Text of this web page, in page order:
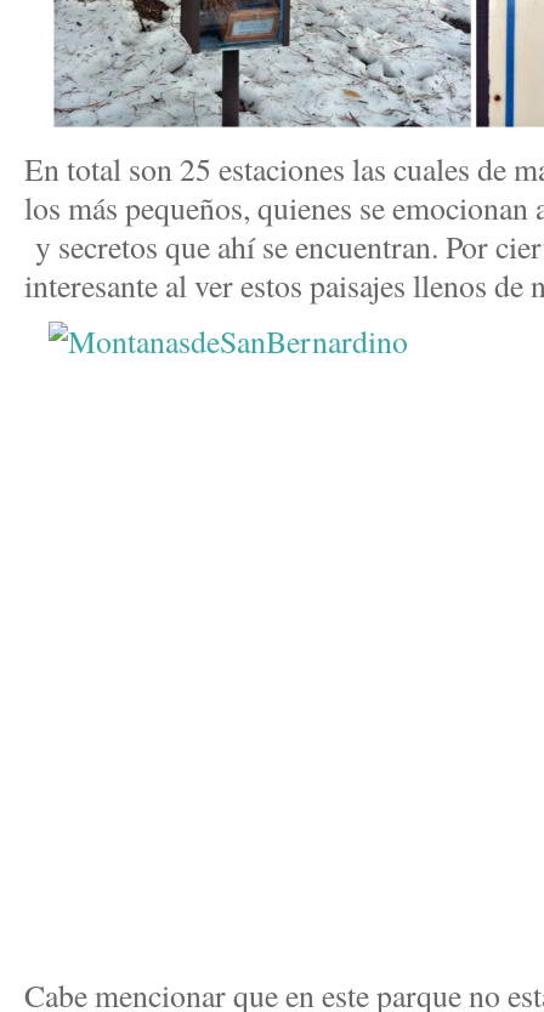
En total son 25 estaciones las cuales de
los más pequeños, quienes se
y secretos que ahí se encuentran. Por
interesante al ver estos paisajes llenos de
Cabe mencionar que en este parque no